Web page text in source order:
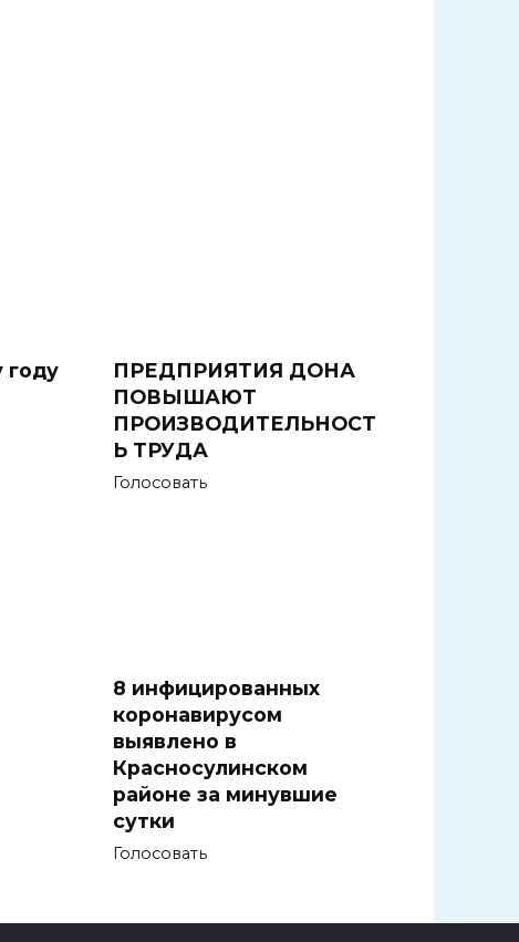
году
ПРЕДПРИЯТИЯ ДОНА
ПОВЫШАЮТ
ПРОИЗВОДИТЕЛЬНОСТ
Ь ТРУДА
Голосовать
8 инфицированных
коронавирусом
выявлено в
Красносулинском
районе за минувшие
сутки
Голосовать